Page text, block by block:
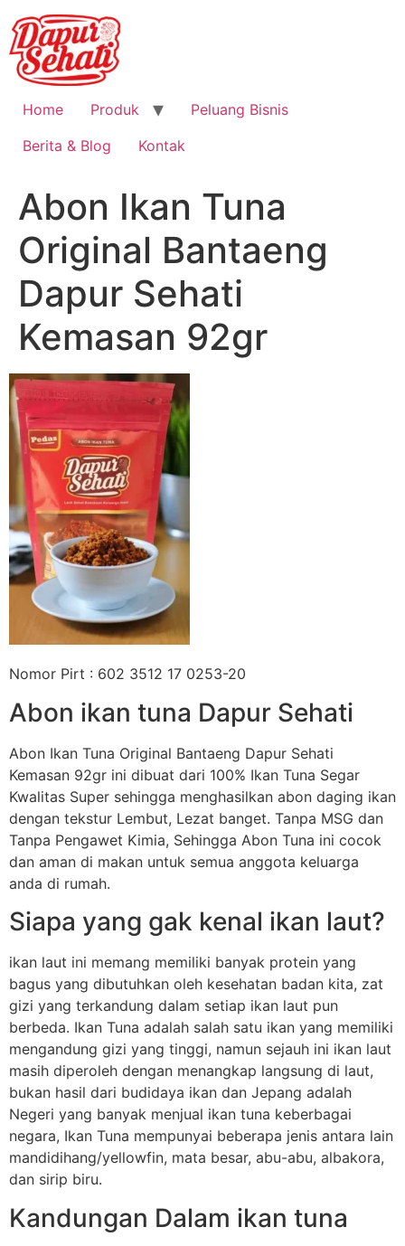
Home Produk
Peluang Bisnis
Berita & Blog
Kontak
Abon Ikan Tuna
Original Bantaeng
Dapur Sehati
Kemasan 92gr
Nomor Pirt : 602 3512 17 0253-20
Abon ikan tuna Dapur Sehati
Abon Ikan Tuna Original Bantaeng Dapur Sehati
Kemasan 92gr ini dibuat dari 100% Ikan Tuna Segar
Kwalitas Super sehingga menghasilkan abon daging ikan
dengan tekstur Lembut, Lezat banget. Tanpa MSG dan
Tanpa Pengawet Kimia, Sehingga Abon Tuna ini cocok
dan aman di makan untuk semua anggota keluarga
anda di rumah.
Siapa yang gak kenal ikan laut?
ikan laut ini memang memiliki banyak protein yang
bagus yang dibutuhkan oleh kesehatan badan kita, zat
gizi yang terkandung dalam setiap ikan laut pun
berbeda. Ikan Tuna adalah salah satu ikan yang memiliki
mengandung gizi yang tinggi, namun sejauh ini ikan laut
masih diperoleh dengan menangkap langsung di laut,
bukan hasil dari budidaya ikan dan Jepang adalah
Negeri yang banyak menjual ikan tuna keberbagai
negara, Ikan Tuna mempunyai beberapa jenis antara lain
mandidihang/yellowfin, mata besar, abu-abu, albakora,
dan sirip biru.
Kandungan Dalam ikan tuna